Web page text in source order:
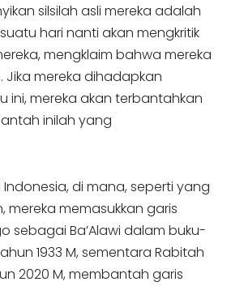
silsilah asli mereka adalah
hari nanti akan mengkritik
mengklaim bahwa mereka
Jika mereka dihadapkan
ini, mereka akan terbantahkan
inilah yang
Indonesia, di mana, seperti yang
mereka memasukkan garis
sebagai Ba’Alawi dalam buku-
1933 M, sementara Rabitah
2020 M, membantah garis